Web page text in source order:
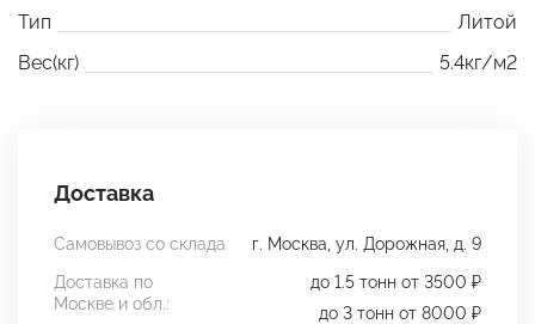
Тип
Литой
Вес(кг)
5.4кг/м2
Доставка
Самовывоз со склада
г. Москва, ул. Дорожная, д. 9
Доставка по
Москве и обл.:
до 1.5 тонн от 3500 ₽
до 3 тонн от 8000 ₽